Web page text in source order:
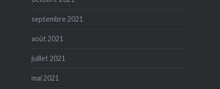
septembre 2021
août 2021
juillet 2021
mai 2021